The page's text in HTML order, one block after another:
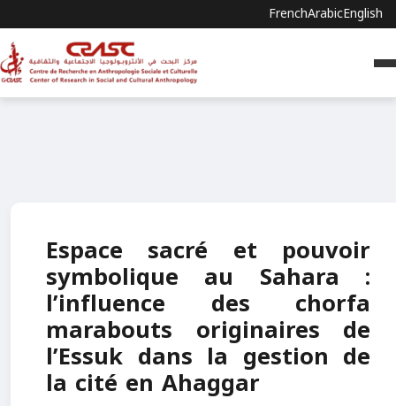
FrenchArabicEnglish
Espace sacré et pouvoir
symbolique au Sahara :
l’influence des chorfa
marabouts originaires de
l’Essuk dans la gestion de
la cité en Ahaggar